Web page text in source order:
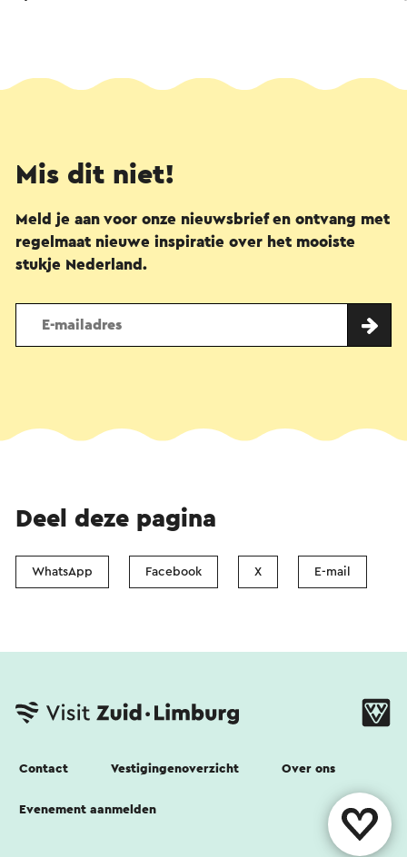
Mis dit niet!
Meld je aan voor onze nieuwsbrief en ontvang met
regelmaat nieuwe inspiratie over het mooiste
stukje Nederland.
Deel deze pagina
WhatsApp Facebook X E-mail
Contact Vestigingenoverzicht Over ons
Evenement aanmelden